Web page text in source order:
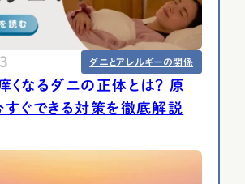
ダニとアレルギーの関係
くなるダニの正体とは？ 原
すぐできる対策を徹底解説